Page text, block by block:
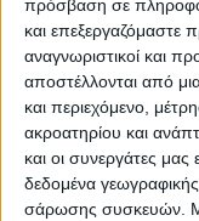
πρόσβαση σε
και επεξεργαζόμαστε
αναγνωριστικοί και
αποστέλλονται από
και περιεχόμενο,
ακροατηρίου και
και οι συνεργάτες μας
δεδομένα
σάρωσης συσκευών.
ΠΡΟΗΓΟΥΜΕΝΟ
Πλήρης
στη super league 2